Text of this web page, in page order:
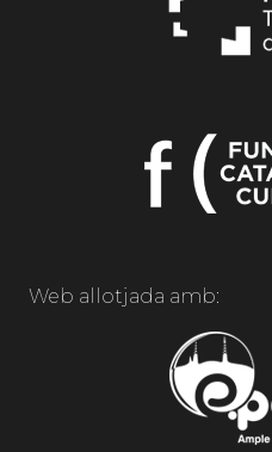
Web allotjada amb: